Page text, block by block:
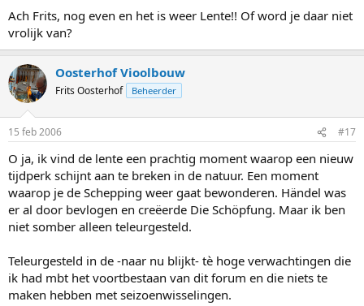
Ach Frits, nog even en het is weer Lente!! Of word je daar niet
vrolijk van?
Oosterhof Vioolbouw
Frits Oosterhof Beheerder
15 feb 2006 #17
O ja, ik vind de lente een prachtig moment waarop een nieuw
tijdperk schijnt aan te breken in de natuur. Een moment
waarop je de Schepping weer gaat bewonderen. Händel was
er al door bevlogen en creëerde Die Schöpfung. Maar ik ben
niet somber alleen teleurgesteld.
Teleurgesteld in de -naar nu blijkt- tè hoge verwachtingen die
ik had mbt het voortbestaan van dit forum en die niets te
maken hebben met seizoenwisselingen.